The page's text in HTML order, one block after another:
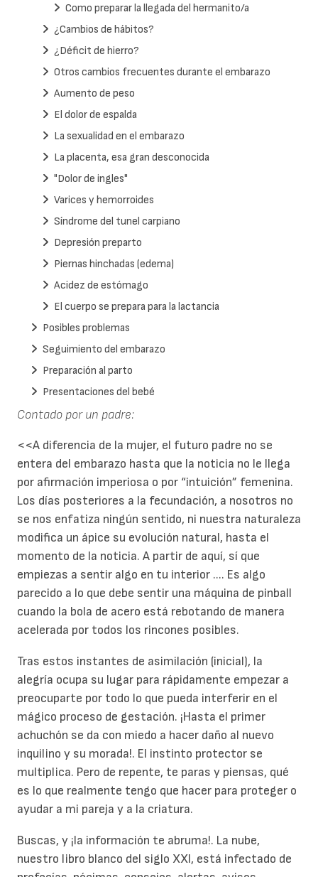
Contado por un padre:
<<A diferencia de la mujer, el futuro padre no se
entera del embarazo hasta que la noticia no le llega
por afirmación imperiosa o por “intuición” femenina.
Los días posteriores a la fecundación, a nosotros no
se nos enfatiza ningún sentido, ni nuestra naturaleza
modifica un ápice su evolución natural, hasta el
momento de la noticia. A partir de aquí, sí que
empiezas a sentir algo en tu interior .... Es algo
parecido a lo que debe sentir una máquina de pinball
cuando la bola de acero está rebotando de manera
acelerada por todos los rincones posibles.
Tras estos instantes de asimilación (inicial), la
alegría ocupa su lugar para rápidamente empezar a
preocuparte por todo lo que pueda interferir en el
mágico proceso de gestación. ¡Hasta el primer
achuchón se da con miedo a hacer daño al nuevo
inquilino y su morada!. El instinto protector se
multiplica. Pero de repente, te paras y piensas, qué
es lo que realmente tengo que hacer para proteger o
ayudar a mi pareja y a la criatura.
Buscas, y ¡la información te abruma!. La nube,
nuestro libro blanco del siglo XXI, está infectado de
Como preparar la llegada del hermanito/a
¿Cambios de hábitos?
¿Déficit de hierro?
Otros cambios frecuentes durante el embarazo
Aumento de peso
El dolor de espalda
La sexualidad en el embarazo
La placenta, esa gran desconocida
"Dolor de ingles"
Varices y hemorroides
Síndrome del tunel carpiano
Depresión preparto
Piernas hinchadas (edema)
Acidez de estómago
El cuerpo se prepara para la lactancia
Posibles problemas
Seguimiento del embarazo
Preparación al parto
Presentaciones del bebé